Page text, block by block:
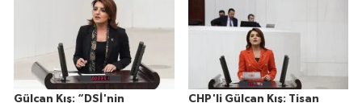
Gülcan Kış: “DSİ'nin
CHP'li Gülcan Kış: Tisan